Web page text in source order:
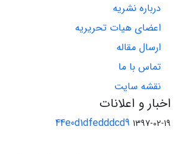
درباره نشریه
اعضای هیات تحریریه
ارسال مقاله
تماس با ما
نقشه سایت
اخبار و اعلانات
44e0d1dfedddcd9 1397-02-19